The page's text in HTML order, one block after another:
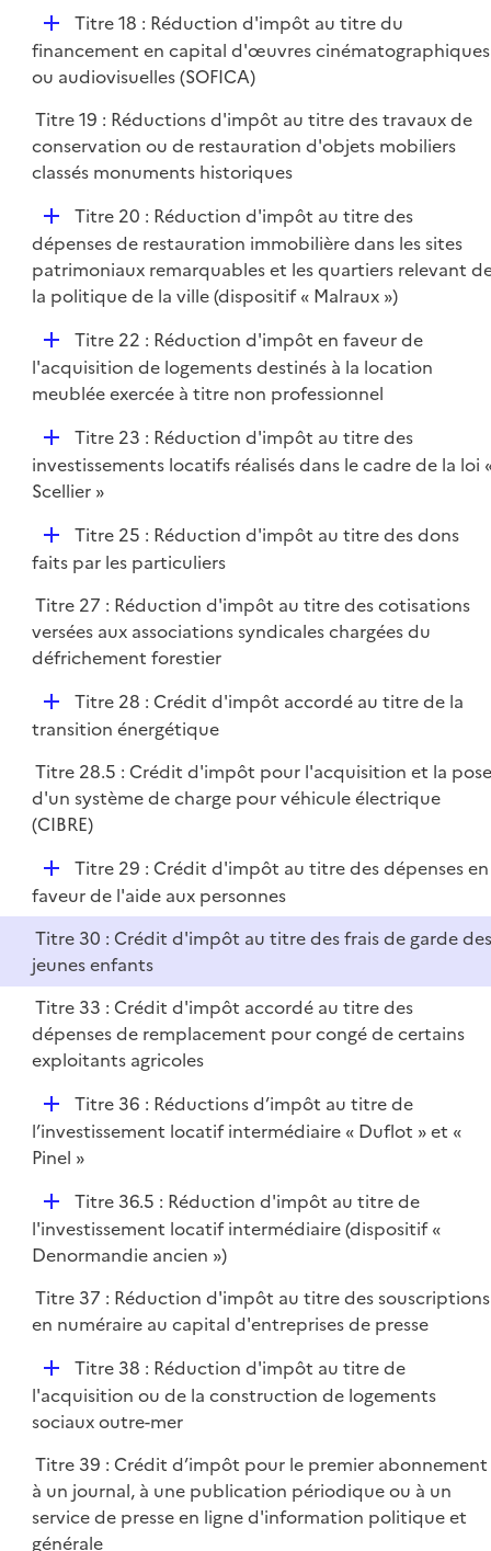
i
e
D
é
p
i
e
r
Titre 18 : Réduction d'impôt au titre du
financement en capital d'œuvres cinématographiques
ou audiovisuelles (SOFICA)
Titre 19 : Réductions d'impôt au titre des travaux de
conservation ou de restauration d'objets mobiliers
classés monuments historiques
D
é
p
l
r
Titre 20 : Réduction d'impôt au titre des
dépenses de restauration immobilière dans les sites
patrimoniaux remarquables et les quartiers relevant
la politique de la ville (dispositif « Malraux »)
D
é
p
e
r
Titre 22 : Réduction d'impôt en faveur de
l'acquisition de logements destinés à la location
meublée exercée à titre non professionnel
D
é
p
e
Titre 23 : Réduction d'impôt au titre des
investissements locatifs réalisés dans le cadre de la loi
Scellier »
D
é
l
i
e
Titre 25 : Réduction d'impôt au titre des dons
faits par les particuliers
Titre 27 : Réduction d'impôt au titre des cotisations
versées aux associations syndicales chargées du
défrichement forestier
D
é
l
i
e
Titre 28 : Crédit d'impôt accordé au titre de la
transition énergétique
Titre 28.5 : Crédit d'impôt pour l'acquisition et la
d'un système de charge pour véhicule électrique
(CIBRE)
D
é
p
l
i
e
r
Titre 29 : Crédit d'impôt au titre des dépenses en
faveur de l'aide aux personnes
Titre 30 : Crédit d'impôt au titre des frais de garde
jeunes enfants
Titre 33 : Crédit d'impôt accordé au titre des
dépenses de remplacement pour congé de certains
exploitants agricoles
D
é
p
e
r
Titre 36 : Réductions d’impôt au titre de
l’investissement locatif intermédiaire « Duflot » et «
Pinel »
D
é
p
i
e
Titre 36.5 : Réduction d'impôt au titre de
l'investissement locatif intermédiaire (dispositif «
Denormandie ancien »)
Titre 37 : Réduction d'impôt au titre des souscriptions
en numéraire au capital d'entreprises de presse
D
é
p
i
e
r
Titre 38 : Réduction d'impôt au titre de
l'acquisition ou de la construction de logements
sociaux outre-mer
Titre 39 : Crédit d’impôt pour le premier abonnement
à un journal, à une publication périodique ou à un
service de presse en ligne d'information politique et
générale